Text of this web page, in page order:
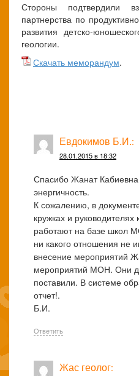
Стороны подтвердили
партнерства по
развития детско-
геологии.
Скачать меморандум.
Евдокимов Б.И.:
28.01.2015 в 18:32
Спасибо Жанат
энергичность.
К сожалению, в
кружках и руководителях
работают на базе школ
ни какого отношения не
внесение мероприятий
мероприятий МОН. Они
поставили. В системе
отчет!.
Б.И.
Ответить
Жас геолог: